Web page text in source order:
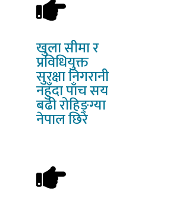
खुलासीमा र
प्रविधियुक्त
सुरक्षा निगरानी
नहुँदा पाँच सय
बढी रोहिङ्ग्या
नेपाल छिरे